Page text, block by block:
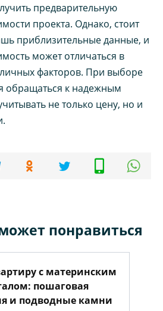
предварительную
проекта. Однако, стоит
приблизительные данные, и
может отличаться в
факторов. При выборе
обращаться к надежным
не только цену, но и
понравиться
с материнским
пошаговая
и подводные камни